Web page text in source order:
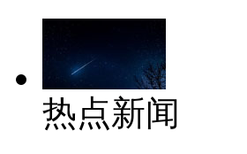
热点新闻